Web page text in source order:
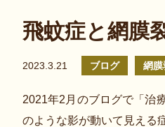
飛蚊症と網膜
2023.3.21 ブログ 網膜
2021年2月のブログで「治
のような影が動いて見える